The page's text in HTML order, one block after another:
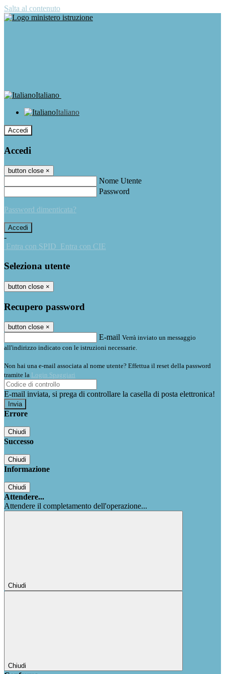
Salta al contenuto
Italiano
Italiano
Accedi
Accedi
button close ×
Nome Utente
Password
Password dimenticata?
-
Entra con SPID Entra con CIE
Seleziona utente
button close ×
Recupero password
button close ×
E-mail Verrà inviato un messaggio
all'indirizzo indicato con le istruzioni necessarie.
Non hai una e-mail associata al nome utente? Effettua il reset della password
tramite la Login Spaggiari
E-mail inviata, si prega di controllare la casella di posta elettronica!
Errore
Chiudi
Successo
Chiudi
Informazione
Chiudi
Attendere...
Attendere il completamento dell'operazione...
Chiudi
Chiudi